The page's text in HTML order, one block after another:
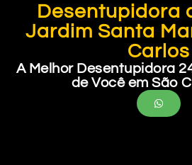
Desentupidora
Jardim Santa
Carlos
A Melhor Desentupidora
de Você em São